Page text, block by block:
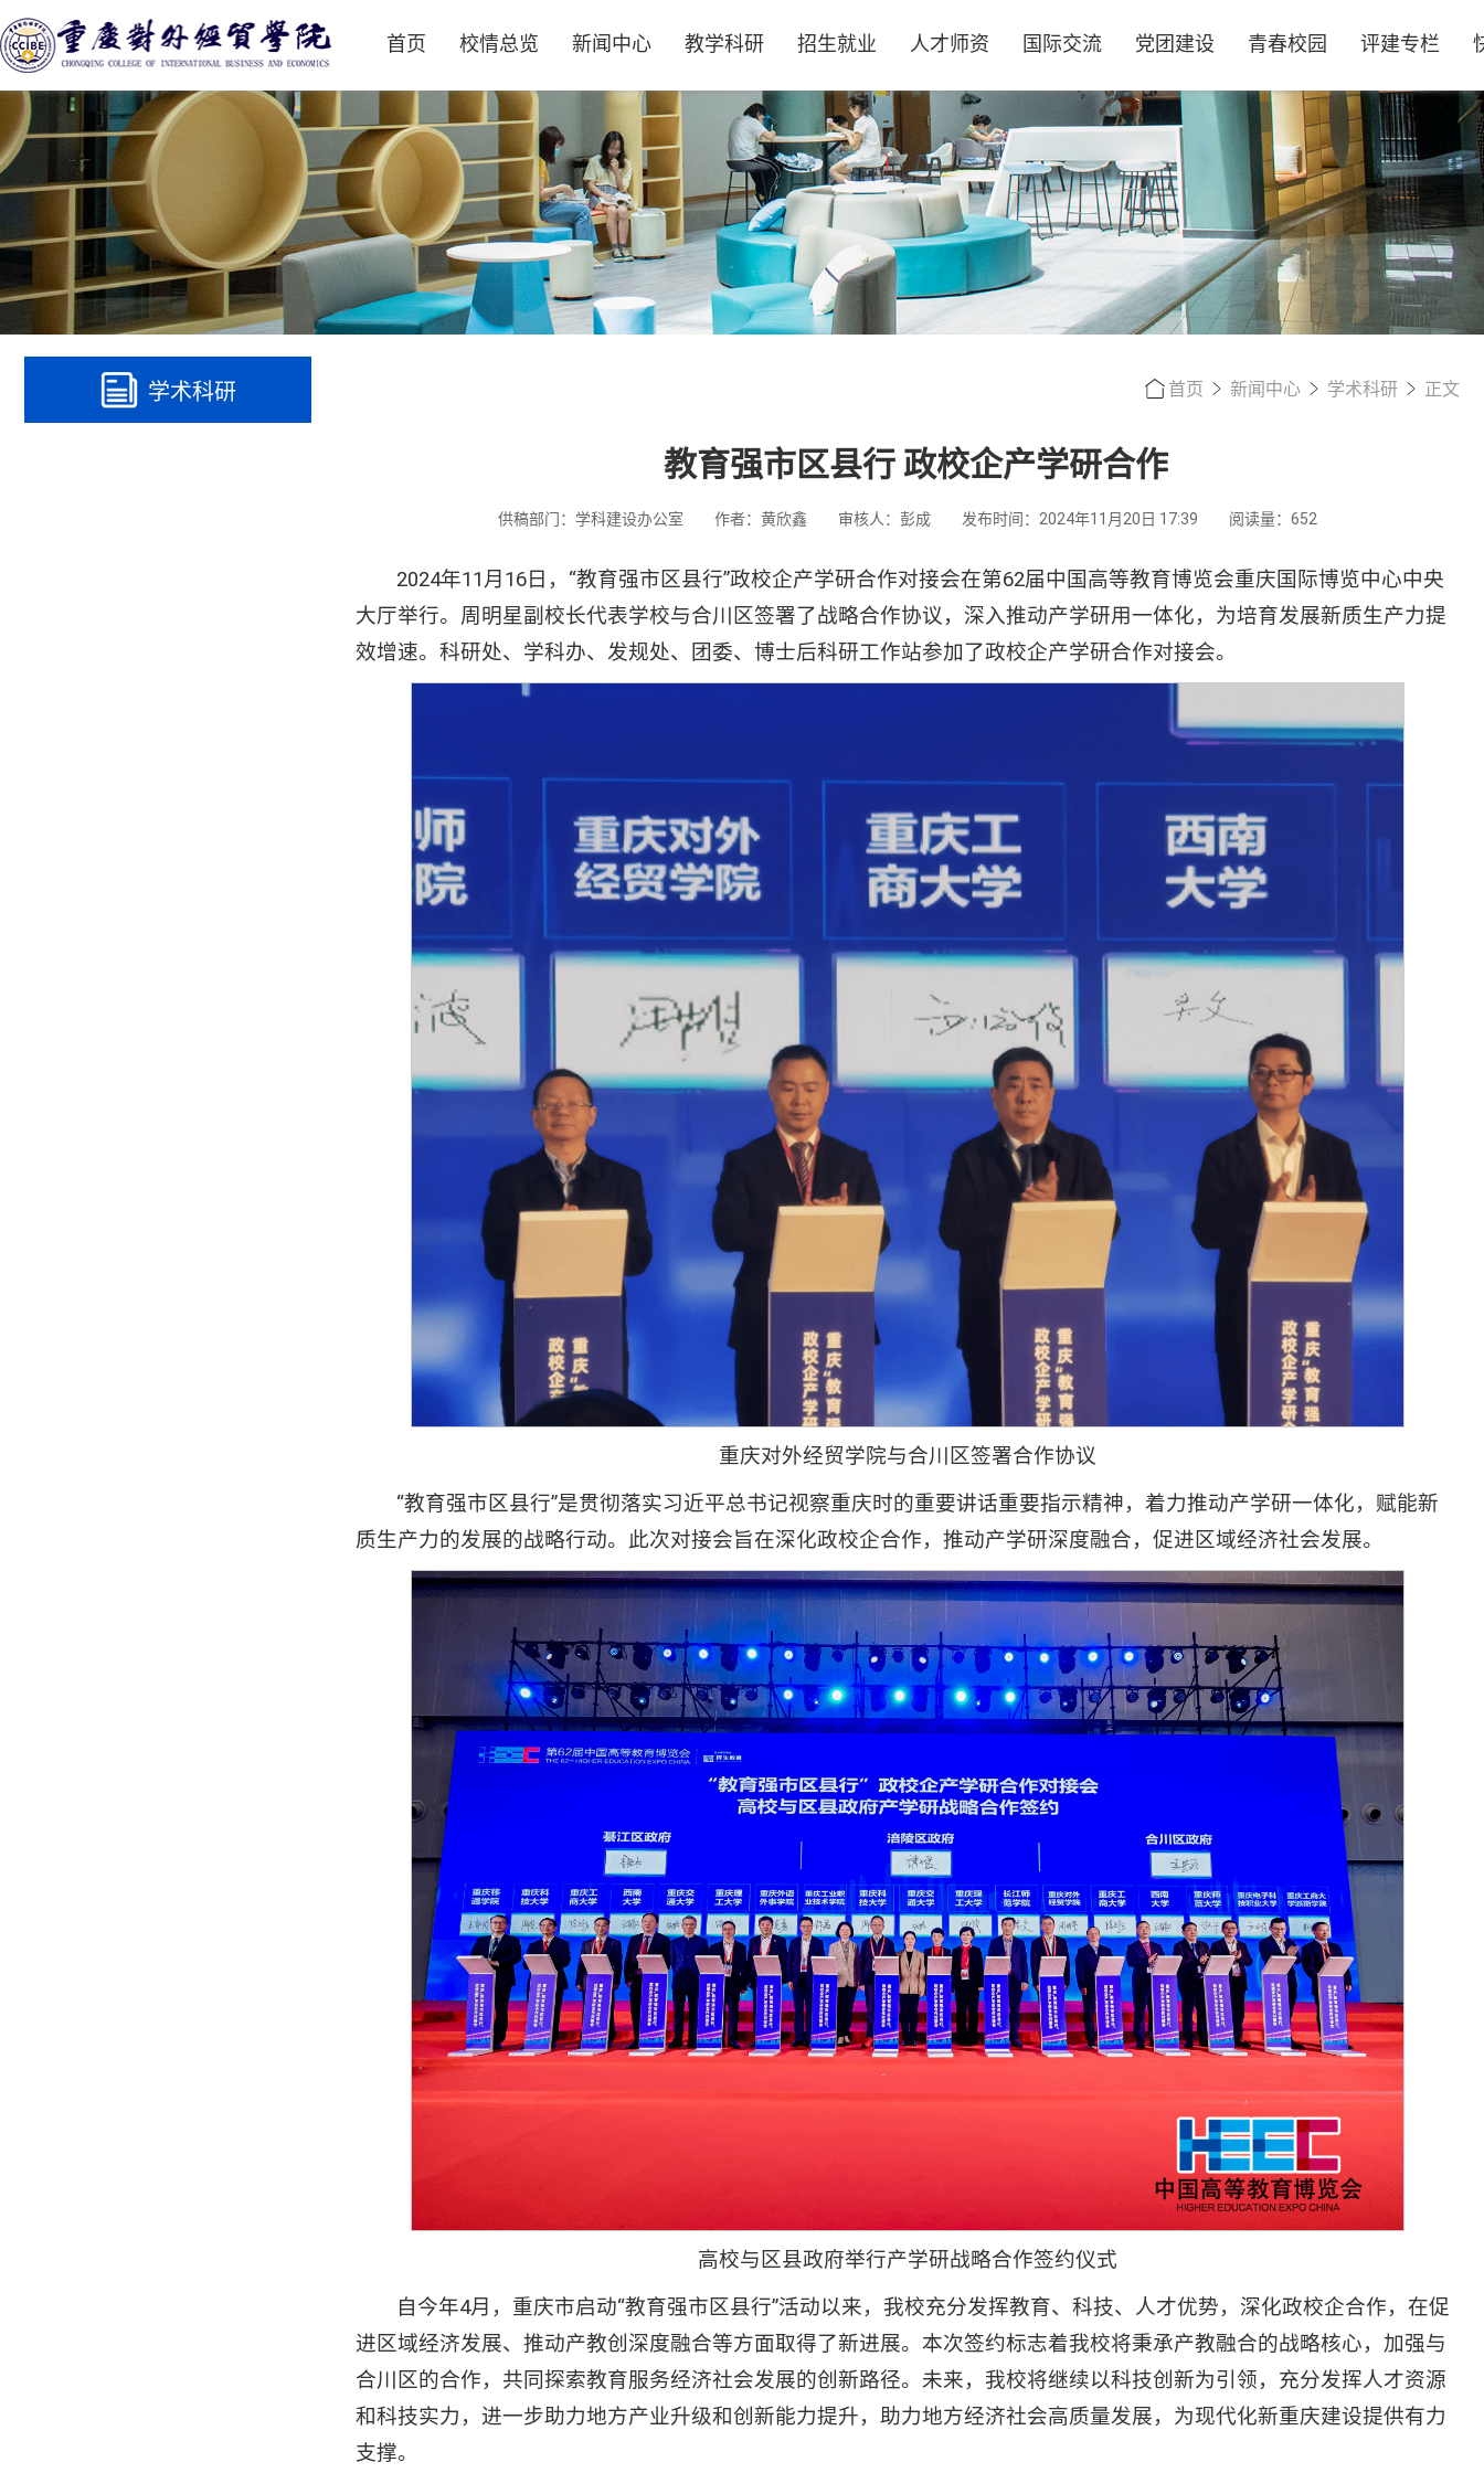
首页 校情总览 新闻中心 教学科研 招生就业 人才师资 国际交流 党团建设 青春校园 评建专栏
学术科研 首页 新闻中心 学术科研 正文
教育强市区县行 政校企产学研合作
供稿部门：学科建设办公室 作者：黄欣鑫 审核人：彭成 发布时间：2024年11月20日 17:39 阅读量： 652
2024年11月16日，“教育强市区县行”政校企产学研合作对接会在第62届中国高等教育博览会重庆国际博览中心中央
大厅举行。周明星副校长代表学校与合川区签署了战略合作协议，深入推动产学研用一体化，为培育发展新质生产力提
效增速。科研处、学科办、发规处、团委、博士后科研工作站参加了政校企产学研合作对接会。
重庆对外经贸学院与合川区签署合作协议
“教育强市区县行”是贯彻落实习近平总书记视察重庆时的重要讲话重要指示精神，着力推动产学研一体化，赋能新
质生产力的发展的战略行动。此次对接会旨在深化政校企合作，推动产学研深度融合，促进区域经济社会发展。
高校与区县政府举行产学研战略合作签约仪式
自今年4月，重庆市启动“教育强市区县行”活动以来，我校充分发挥教育、科技、人才优势，深化政校企合作，在促
进区域经济发展、推动产教创深度融合等方面取得了新进展。本次签约标志着我校将秉承产教融合的战略核心，加强与
合川区的合作，共同探索教育服务经济社会发展的创新路径。未来，我校将继续以科技创新为引领，充分发挥人才资源
和科技实力，进一步助力地方产业升级和创新能力提升，助力地方经济社会高质量发展，为现代化新重庆建设提供有力
支撑。